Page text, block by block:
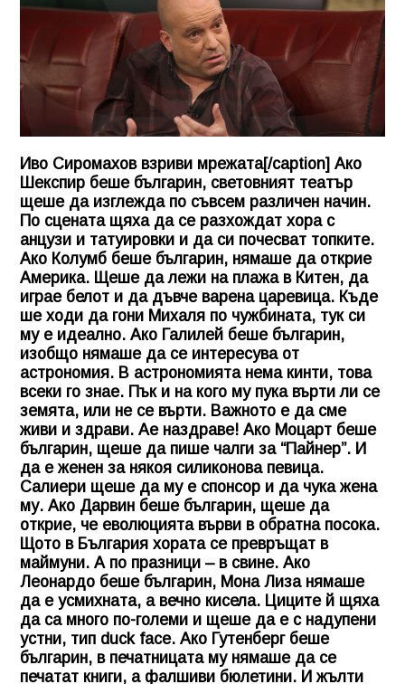
Иво Сиромахов взриви мрежата[/caption] Ако
Шекспир беше българин, световният театър
щеше да изглежда по съвсем различен начин.
По сцената щяха да се разхождат хора с
анцузи и татуировки и да си почесват топките.
Ако Колумб беше българин, нямаше да открие
Америка. Щеше да лежи на плажа в Китен, да
играе белот и да дъвче варена царевица. Къде
ше ходи да гони Михаля по чужбината, тук си
му е идеално. Ако Галилей беше българин,
изобщо нямаше да се интересува от
астрономия. В астрономията нема кинти, това
всеки го знае. Пък и на кого му пука върти ли се
земята, или не се върти. Важното е да сме
живи и здрави. Ае наздраве! Ако Моцарт беше
българин, щеше да пише чалги за “Пайнер”. И
да е женен за някоя силиконова певица.
Салиери щеше да му е спонсор и да чука жена
му. Ако Дарвин беше българин, щеше да
открие, че еволюцията върви в обратна посока.
Щото в България хората се превръщат в
маймуни. А по празници – в свине. Ако
Леонардо беше българин, Мона Лиза нямаше
да е усмихната, а вечно кисела. Циците й щяха
да са много по-големи и щеше да е с надупени
устни, тип duck face. Ако Гутенберг беше
българин, в печатницата му нямаше да се
печатат книги, а фалшиви бюлетини. И жълти